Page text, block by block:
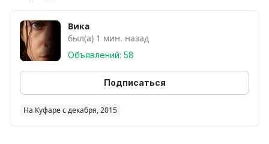
Вика
был(а) 1 мин. назад
Объявлений: 58
Подписаться
На Куфаре с декабря, 2015